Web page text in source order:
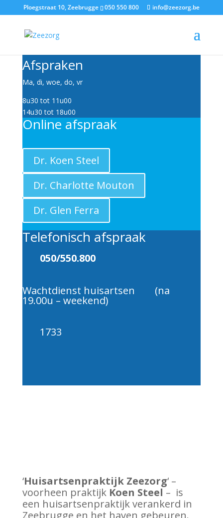
Ploegstraat 10, Zeebrugge 050 550 800 info@zeezorg.be
Afspraken
Ma, di, woe, do, vr
8u30 tot 11u00
14u30 tot 18u00
Online afspraak
Dr. Koen Steel
Dr. Charlotte Mouton
Dr. Glen Ferra
Telefonisch afspraak
050/550.800
Wachtdienst huisartsen (na
19.00u – weekend)
1733
‘Huisartsenpraktijk Zeezorg‘ –
voorheen praktijk Koen Steel – is
een huisartsenpraktijk verankerd in
Zeebrugge en het haven gebeuren.